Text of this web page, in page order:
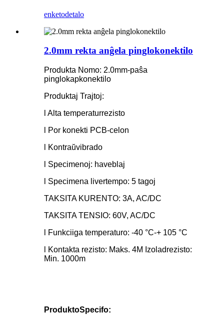
enketodetalo
2.0mm rekta anĝela pinglokonektilo
Produkta Nomo: 2.0mm-paŝa
pinglokapkonektilo
Produktaj Trajtoj:
l Alta temperaturrezisto
l Por konekti PCB-celon
l Kontraŭvibrado
l Specimenoj: haveblaj
l Specimena livertempo: 5 tagoj
TAKSITA KURENTO: 3A, AC/DC
TAKSITA TENSIO: 60V, AC/DC
l Funkciiga temperaturo: -40 °C-+ 105 °C
l Kontakta rezisto: Maks. 4M Izoladrezisto:
Min. 1000m
ProduktoSpecifo: